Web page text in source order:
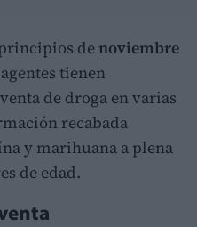
denoviembre
tienen
de droga en varias
recabada
y marihuana a plena
de edad.